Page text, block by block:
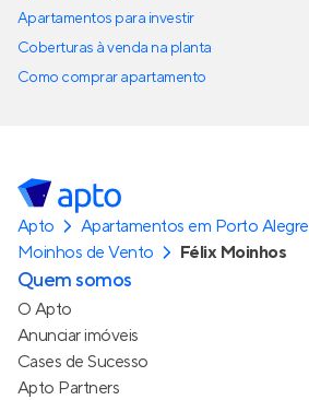
Apartamentos para investir
Coberturas à venda na planta
Como comprar apartamento
Apto
Apartamentos em Porto Alegre
Moinhos de Vento
Félix Moinhos
Quem somos
O Apto
Anunciar imóveis
Cases de Sucesso
Apto Partners